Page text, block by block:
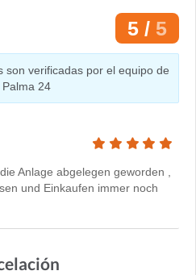
5 / 5
son verificadas por el equipo de
Palma 24
Anlage abgelegen geworden ,
und Einkaufen immer noch